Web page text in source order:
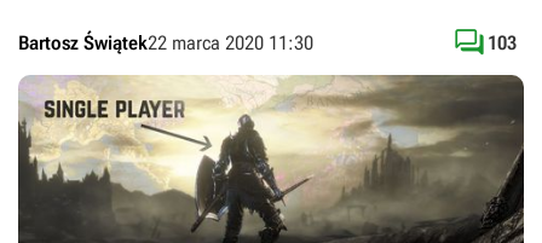
Bartosz Świątek22 marca 2020 11:30  103